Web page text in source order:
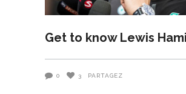
Get to know Lewis
0 3 PARTAGEZ